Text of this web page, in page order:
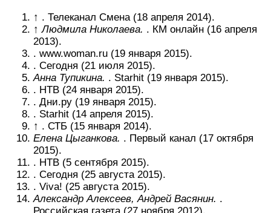
↑ . Телеканал Смена (18 апреля 2014).
↑Людмила Николаева. . КМ онлайн (16 апреля
2013).
. www.woman.ru (19 января 2015).
. Сегодня (21 июля 2015).
Анна Тупикина. . Starhit (19 января 2015).
. НТВ (24 января 2015).
. Дни.ру (19 января 2015).
. Starhit (14 апреля 2015).
↑ . СТБ (15 января 2014).
Елена Цыганкова. . Первый канал (17 октября
2015).
. НТВ (5 сентября 2015).
. Сегодня (25 августа 2015).
. Viva! (25 августа 2015).
Александр Алексеев, Андрей Васянин. .